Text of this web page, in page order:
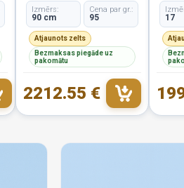
Izmērs:
90 cm
Cena par gr.:
95
Atjaunots zelts
Bezmaksas piegāde uz
pakomātu
2212.55 €
17